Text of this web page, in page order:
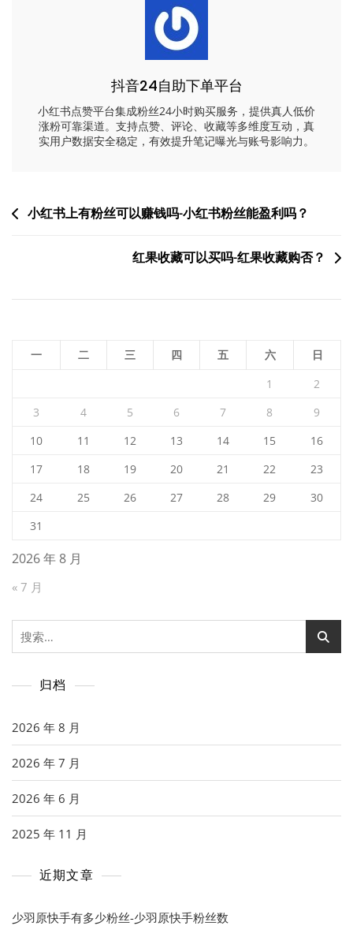
抖音24自助下单平台
小红书点赞平台集成粉丝24小时购买服务，提供真人低价
涨粉可靠渠道。支持点赞、评论、收藏等多维度互动，真
实用户数据安全稳定，有效提升笔记曝光与账号影响力。
文小红书上有粉丝可以赚钱吗-小红书粉丝能盈利吗？
红果收藏可以买吗-红果收藏购否？
2026 年 8 月
一 二 三 四 五 六
日
1
2
3
4 5 6 7 8
9
10
11 12 13 14 15
16
17
18 19 20 21 22
23
24
25 26 27 28 29
30
31
« 7 月
搜
索：
归档
2026 年 8 月
2026 年 7 月
2026 年 6 月
2025 年 11 月
近期文章
少羽原快手有多少粉丝-少羽原快手粉丝数